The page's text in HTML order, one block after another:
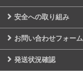
安全への取り組み
お問い合わせフォーム
発送状況確認